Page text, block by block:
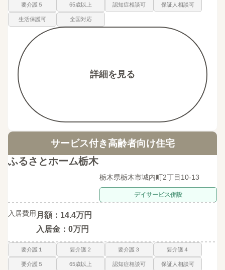
要介護５ 65歳以上 認知症相談可 保証人相談可
生活保護可 全国対応
詳細を見る
サービス付き高齢者向け住宅
ふるさとホーム栃木
栃木県栃木市城内町2丁目10-13
デイサービス併設
入居費用 月額：14.4万円
入居金：0万円
要介護１ 要介護２ 要介護３ 要介護４
要介護５ 65歳以上 認知症相談可 保証人相談可